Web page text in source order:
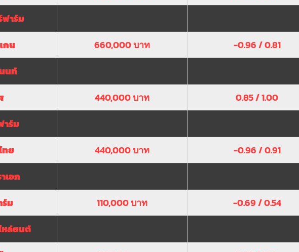
าร์ม
กน
660,000 บาท -0.96 / 0.81
นท์
440,000 บาท 0.85 / 1.00
าร์ม
ทย
440,000 บาท -0.96 / 0.91
เอก
ร์ม
110,000 บาท -0.69 / 0.54
หล่ยนต์